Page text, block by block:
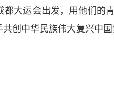
大运会出发，用他们的
创中华民族伟大复兴中国